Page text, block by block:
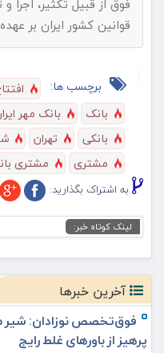
قوانین کشور ایران بر
برچسب ها:
بانک
بانک مهر
بانکی
تهران
مشتری
مشتری
به اشتراک بگذارید:
لینک کوتاه خبر:
آخرین خبرها
فوق‌تخصص نوزادان: شیر
پرهیز از باورهای غلط رایج